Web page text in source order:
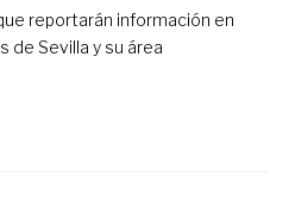
reportarán información en
de Sevilla y su área